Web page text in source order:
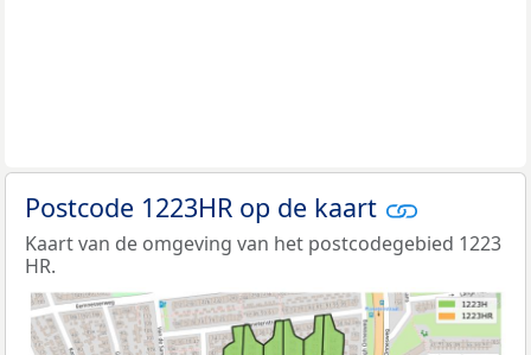
Postcode 1223HR op de kaart
Kaart van de omgeving van het postcodegebied 1223
HR.